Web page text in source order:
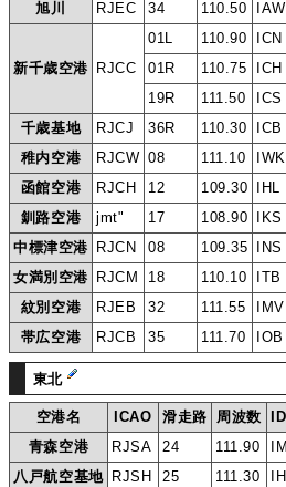
旭川
RJEC 34 110.50 IAW
新千歳空港 RJCC
01L 110.90 ICN
01R
110.75 ICH
19R
111.50 ICS
千歳基地
RJCJ 36R 110.30 ICB
稚内空港
RJCW 08 111.10 IWK
函館空港
RJCH 12 109.30 IHL
釧路空港
jmt" 17 108.90 IKS
中標津空港
RJCN 08 109.35 INS
女満別空港
RJCM 18 110.10 ITB
紋別空港
RJEB 32 111.55 IMV
帯広空港
RJCB 35 111.70 IOB
東北
空港名 ICAO 滑走路 周波数
青森空港
RJSA 24 111.90
八戸航空基地
RJSH 25 111.30